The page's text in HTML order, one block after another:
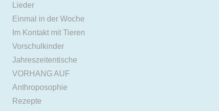
Lieder
Einmal in der Woche
Im Kontakt mit Tieren
Vorschulkinder
Jahreszeitentische
VORHANG AUF
Anthroposophie
Rezepte